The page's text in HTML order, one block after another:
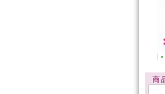
★★ 全国一律送料５００円・・
商